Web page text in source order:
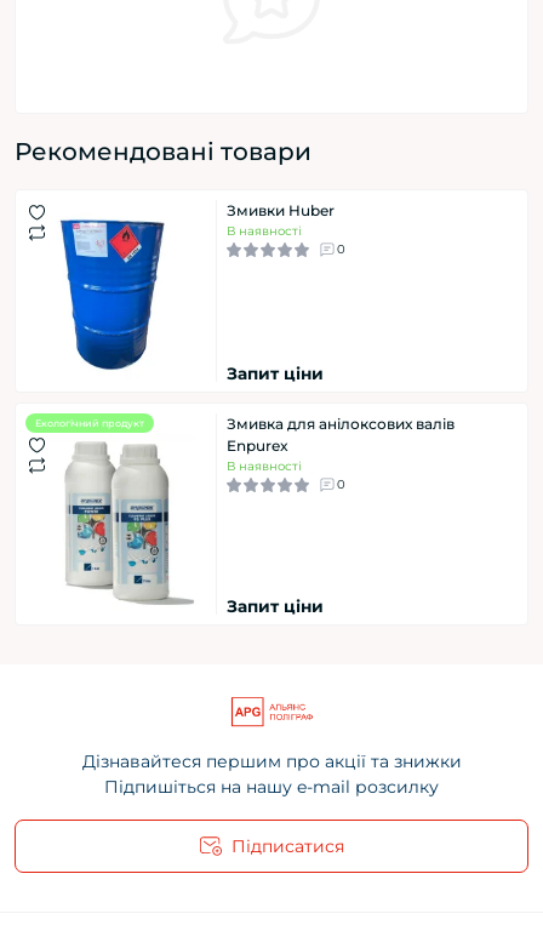
Рекомендовані товари
Змивки Huber
В наявності
0
Запит ціни
Екологічний продукт
Змивка для анілоксових валів
Enpurex
В наявності
0
Запит ціни
Дізнавайтеся першим про акції та знижки
Підпишіться на нашу e-mail розсилку
Підписатися